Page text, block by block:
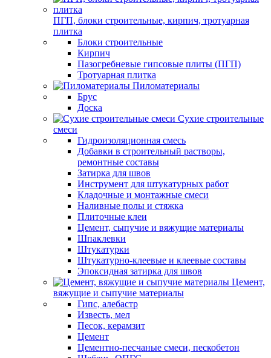
ПГП, блоки строительные, кирпич, тротуарная
плитка
Блоки строительные
Кирпич
Пазогребневые гипсовые плиты (ПГП)
Тротуарная плитка
Пиломатериалы
Брус
Доска
Сухие строительные
смеси
Гидроизоляционная смесь
Добавки в строительный растворы,
ремонтные составы
Затирка для швов
Инструмент для штукатурных работ
Кладочные и монтажные смеси
Наливные полы и стяжка
Плиточные клеи
Цемент, сыпучие и вяжущие материалы
Шпаклевки
Штукатурки
Штукатурно-клеевые и клеевые составы
Эпоксидная затирка для швов
Цемент,
вяжущие и сыпучие материалы
Гипс, алебастр
Известь, мел
Песок, керамзит
Цемент
Цементно-песчаные смеси, пескобетон